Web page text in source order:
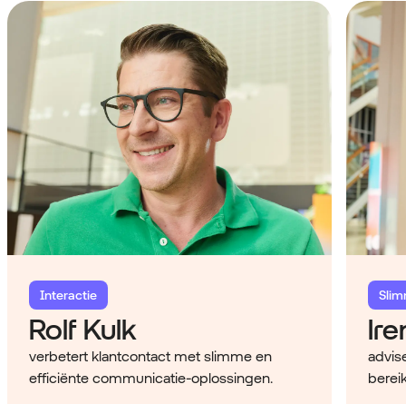
Interactie
Rolf Kulk
verbetert klantcontact met slimme en
efficiënte communicatie-oplossingen.